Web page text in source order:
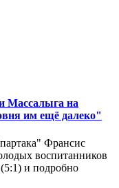
Массалыга на
им ещё далеко"
Франсис
воспитанников
и подробно